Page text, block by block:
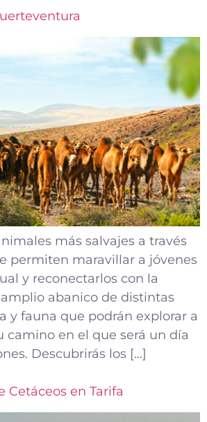
más salvajes a través
permiten maravillar a jóvenes
y reconectarlos con la
abanico de distintas
y fauna que podrán explorar a
camino en el que será un día
Descubrirás los […]
Cetáceos en Tarifa